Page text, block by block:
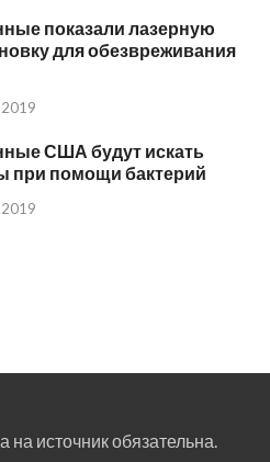
показали лазерную
для обезвреживания
США будут искать
при помощи бактерий
источник обязательна.